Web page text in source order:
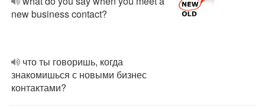
new business contact?
что ты говоришь, когда
знакомишься с новыми бизнес
контактами?